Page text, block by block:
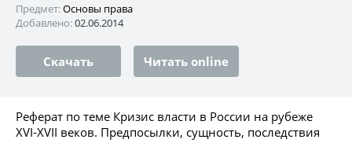
Предмет:Основы права
Добавлено:02.06.2014
Скачать Читать online
Реферат по теме Кризис власти в России на рубеже
XVI-XVII веков. Предпосылки, сущность, последствия